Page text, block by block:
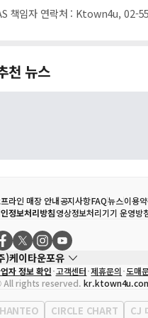
책임자 연락처 : Ktown4u, 02-
천 뉴스
라인 매장 안내공지사항FAQ뉴스이용
정보처리방침영상정보처리기기 운영방
)케이타운포유
자
송효민
업자등록번호
120-87-71116
판매업 신고번호 제2011-서울강남-
표전화
02-552-9855
자 정보 확인 고객센터 제휴문의 도매
rights reserved.
HANTEO CIRCLE CHART CJ